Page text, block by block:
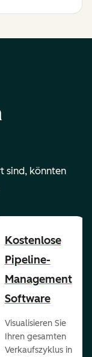
sind, könnten
Kostenlose
Pipeline-
Management
Software
Visualisieren Sie
Ihren gesamten
Verkaufszyklus in